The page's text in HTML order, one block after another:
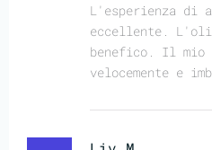
L'esperienza di
eccellente.
benefico. Il mio
velocemente e